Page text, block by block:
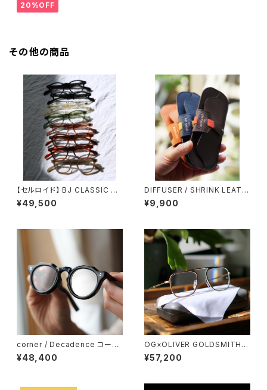
20%OFF
その他の商品
【セルロイド】 BJ CLASSIC C
OLLECTION JAZZ 44 46 4
8 51 ジャズ BJクラシック
¥49,500
DIFFUSER / SHRINK LEATH
ER SMART EYEWEAR CASE
メガネケース ケース
¥9,900
corner / Decadence コーナ
ー デカダンス <orner
¥48,400
OG×OLIVER GOLDSMITH /
オージーバイオリバーゴールド
スミス OLIVER Ⅲ -T 2026ss
¥57,200